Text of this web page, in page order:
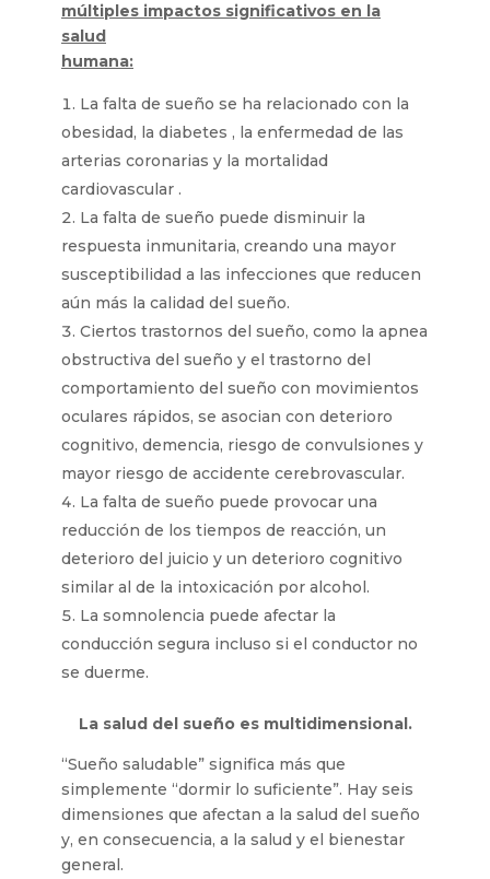
múltiples impactos significativos en la
salud
humana:
La falta de sueño se ha relacionado con la
obesidad, la diabetes , la enfermedad de las
arterias coronarias y la mortalidad
cardiovascular .
La falta de sueño puede disminuir la
respuesta inmunitaria, creando una mayor
susceptibilidad a las infecciones que reducen
aún más la calidad del sueño.
Ciertos trastornos del sueño, como la apnea
obstructiva del sueño y el trastorno del
comportamiento del sueño con movimientos
oculares rápidos, se asocian con deterioro
cognitivo, demencia, riesgo de convulsiones y
mayor riesgo de accidente cerebrovascular.
La falta de sueño puede provocar una
reducción de los tiempos de reacción, un
deterioro del juicio y un deterioro cognitivo
similar al de la intoxicación por alcohol.
La somnolencia puede afectar la
conducción segura incluso si el conductor no
se duerme.
La salud del sueño es multidimensional.
“Sueño saludable” significa más que
simplemente “dormir lo suficiente”. Hay seis
dimensiones que afectan a la salud del sueño
y, en consecuencia, a la salud y el bienestar
general.